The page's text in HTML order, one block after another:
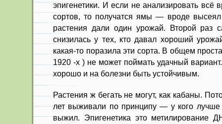
эпигенетики. И если не анализировать всё
сортов, то получатся ямы — вроде высеял
растения дали один урожай. Второй раз
снизилась у тех, кто давал хороший
какая-то поразила эти сорта. В общем
1920 -х ) не может поймать удачный
хорошо и на болезни быть устойчивым.
Растения ж бегать не могут, как кабаны.
лет выживали по принципу — у кого лучше
выжил. Эпигенетика это метилирование